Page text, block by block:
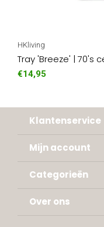
HKliving
Tray 'Breeze' | 70's
€14,95
Klantenservice
Mijn account
Categorieën
Over ons